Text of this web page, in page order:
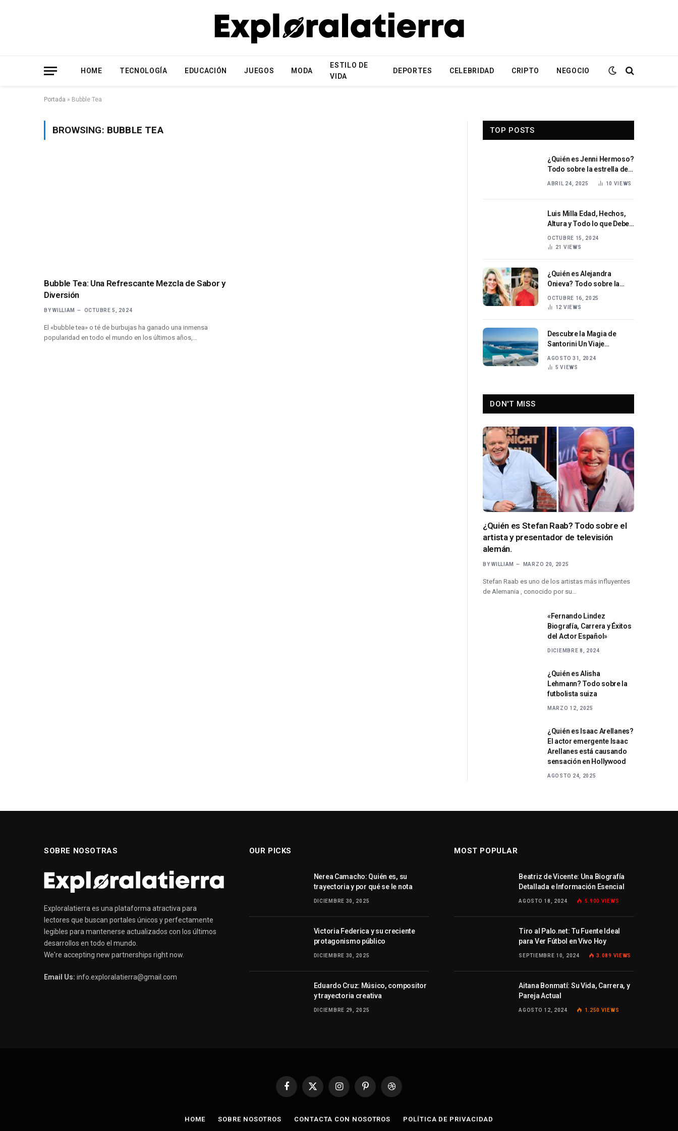
HOME TECNOLOGÍA EDUCACIÓN JUEGOS MODA
ESTILO DE
VIDA
DEPORTES CELEBRIDAD CRIPTO NEGOCIO
Portada » Bubble Tea
BROWSING: BUBBLE TEA
Bubble Tea: Una Refrescante Mezcla de Sabor y
Diversión
BY WILLIAM OCTUBRE 5, 2024
El «bubble tea» o té de burbujas ha ganado una inmensa
popularidad en todo el mundo en los últimos años,…
TOP POSTS
¿Quién es Jenni Hermoso?
Todo sobre la estrella del
fútbol español Jenni
ABRIL 24, 2025 10 VIEWS
Luis Milla Edad, Hechos,
Altura y Todo lo que Debes
OCTUBRE 15, 2024
21 VIEWS
¿Quién es Alejandra
Onieva? Todo sobre la
ascenso a la fama
OCTUBRE 16, 2025
12 VIEWS
Descubre la Magia de
Santorini Un Viaje
AGOSTO 31, 2024
5VIEWS
DON'T MISS
¿Quién es Stefan Raab? Todo sobre el
artista y presentador de televisión
alemán.
BY WILLIAM MARZO 20, 2025
Stefan Raab es uno de los artistas más influyentes
de Alemania , conocido por su…
«Fernando Lindez
Biografía, Carrera y Éxitos
del Actor Español»
DICIEMBRE 8, 2024
¿Quién es Alisha
Lehmann? Todo sobre la
futbolista suiza
MARZO 12, 2025
¿Quién es Isaac Arellanes?
El actor emergente Isaac
Arellanes está causando
sensación en Hollywood
AGOSTO 24, 2025
SOBRE NOSOTRAS
Exploralatierra es una plataforma atractiva para
lectores que buscan portales únicos y perfectamente
legibles para mantenerse actualizados con los últimos
desarrollos en todo el mundo.
We're accepting new partnerships right now.
Email Us: info.exploralatierra@gmail.com
OUR PICKS
Nerea Camacho: Quién es, su
trayectoria y por qué se le nota
DICIEMBRE 30, 2025
Victoria Federica y su creciente
protagonismo público
DICIEMBRE 30, 2025
Eduardo Cruz: Músico, compositor
y trayectoria creativa
DICIEMBRE 29, 2025
MOST POPULAR
Beatriz de Vicente: Una Biografía
Detallada e Información Esencial
AGOSTO 18, 2024 5.900 VIEWS
Tiro al Palo.net: Tu Fuente Ideal
para Ver Fútbol en Vivo Hoy
SEPTIEMBRE 10, 2024 3.089 VIEWS
Aitana Bonmatí: Su Vida, Carrera, y
Pareja Actual
AGOSTO 12, 2024 1.250 VIEWS
Facebook
X
InstagramPinterestDribbble
HOME SOBRE NOSOTROS CONTACTA CON NOSOTROS POLÍTICA DE PRIVACIDAD